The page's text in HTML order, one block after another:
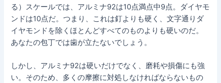
る）スケールでは、アルミナ92は10点満点中9点。ダイヤモ
ンドは10点だ。つまり、これは釘よりも硬く、文字通りダ
イヤモンドを除くほとんどすべてのものよりも硬いのだ。
あなたの包丁では歯が立たないでしょう。
しかし、アルミナ92は硬いだけでなく、磨耗や損傷にも強
い。そのため、多くの摩擦に対処しなければならないもの